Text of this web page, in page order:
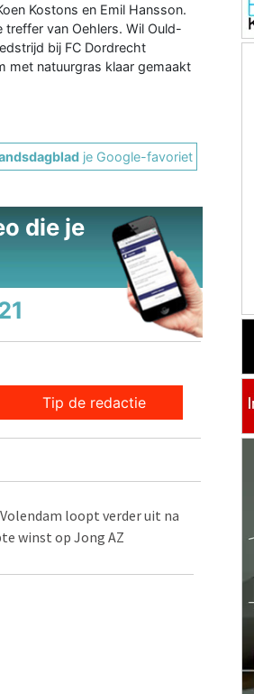
Kostons en Emil Hansson.
van Oehlers. Wil Ould-
bij FC Dordrecht
met natuurgras klaar gemaakt
je Google-favoriet
die je
Tip de redactie
Volendam loopt verder uit na
winst op Jong AZ